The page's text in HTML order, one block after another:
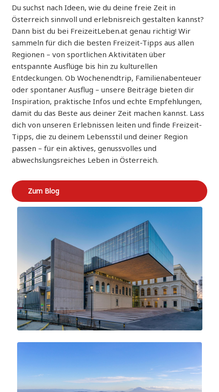
Du suchst nach Ideen, wie du deine freie Zeit in
Österreich sinnvoll und erlebnisreich gestalten kannst?
Dann bist du bei FreizeitLeben.at genau richtig! Wir
sammeln für dich die besten Freizeit-Tipps aus allen
Regionen – von sportlichen Aktivitäten über
entspannte Ausflüge bis hin zu kulturellen
Entdeckungen. Ob Wochenendtrip, Familienabenteuer
oder spontaner Ausflug – unsere Beiträge bieten dir
Inspiration, praktische Infos und echte Empfehlungen,
damit du das Beste aus deiner Zeit machen kannst. Lass
dich von unseren Erlebnissen leiten und finde Freizeit-
Tipps, die zu deinem Lebensstil und deiner Region
passen – für ein aktives, genussvolles und
abwechslungsreiches Leben in Österreich.
Zum Blog